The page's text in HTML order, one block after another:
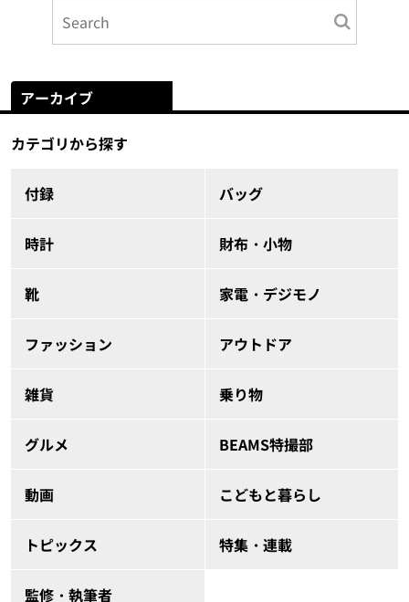
アーカイブ
カテゴリから探す
付録 バッグ
時計 財布・小物
靴 家電・デジモノ
ファッション アウトドア
雑貨 乗り物
グルメ BEAMS特撮部
動画 こどもと暮らし
トピックス 特集・連載
監修・執筆者